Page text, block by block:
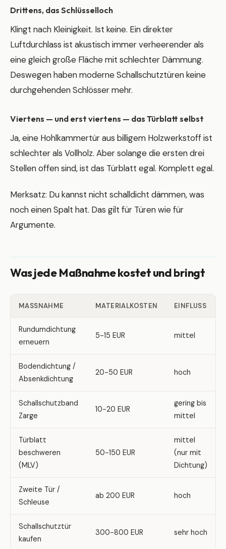
Drittens, das Schlüsselloch
Klingt nach Kleinigkeit. Ist keine. Ein direkter
Luftdurchlass ist akustisch immer verheerender als
eine gleich große Fläche mit schlechter Dämmung.
Deswegen haben moderne Schallschutztüren keine
durchgehenden Schlösser mehr.
Viertens — und erst viertens — das Türblatt selbst
Ja, eine Hohlkammertür aus billigem Holzwerkstoff ist
schlechter als Vollholz. Aber solange die ersten drei
Stellen offen sind, ist das Türblatt egal. Komplett egal.
Merksatz: Du kannst nicht schalldicht dämmen, was
noch einen Spalt hat. Das gilt für Türen wie für
Argumente.
Was jede Maßnahme kostet und bringt
MASSNAHME MATERIALKOSTEN EINFLUSS
Rundumdichtung
erneuern
5-15 EUR mittel
Bodendichtung /
Absenkdichtung
20-50 EUR hoch
Schallschutzband
Zarge
10-20 EUR
gering bis
mittel
Türblatt
beschweren
(MLV)
50-150 EUR
mittel
(nur mit
Dichtung)
Zweite Tür /
Schleuse
ab 200 EUR hoch
Schallschutztür
kaufen
300-800 EUR sehr hoch